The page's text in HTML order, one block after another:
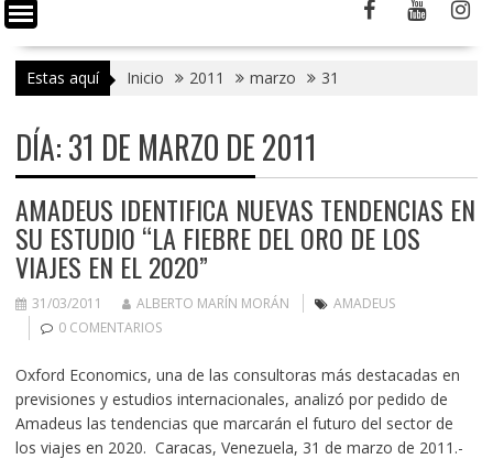
Estas aquí Inicio 2011 marzo 31
DÍA:31 DE MARZO DE 2011
AMADEUS IDENTIFICA NUEVAS TENDENCIAS EN
SU ESTUDIO “LA FIEBRE DEL ORO DE LOS
VIAJES EN EL 2020”
31/03/2011 ALBERTO MARÍN MORÁN
AMADEUS
0 COMENTARIOS
Oxford Economics, una de las consultoras más destacadas en
previsiones y estudios internacionales, analizó por pedido de
Amadeus las tendencias que marcarán el futuro del sector de
los viajes en 2020. Caracas, Venezuela, 31 de marzo de 2011.-